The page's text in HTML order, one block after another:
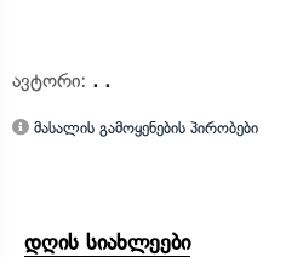
ავტორი: . .
მასალის გამოყენების პირობები
დღის სიახლეები